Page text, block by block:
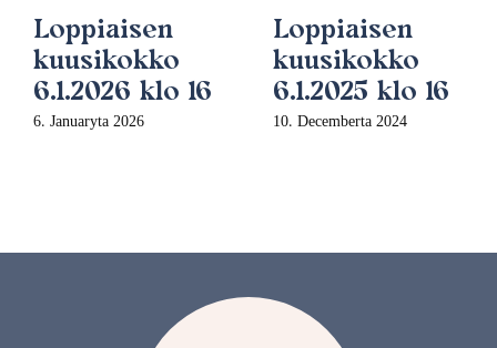
Loppiaisen
kuusikokko
6.1.2026 klo 16
6. Januaryta 2026
Loppiaisen
kuusikokko
6.1.2025 klo 16
10. Decemberta 2024